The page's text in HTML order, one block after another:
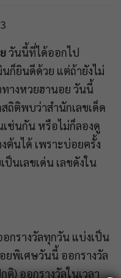
วันนี้ที่ได้ออกไป
ก็ยินดีด้วย แต่ถ้ายังไม่
ทางหวยฮานอย วันนี้
สถิติพบว่าสำนักเลขเด็ด
ช่นกัน หรือไม่ก็ลองดู
ต้นได้ เพราะบ่อยครั้ง
ป็นเลขเด่น เลขดังใน
กรางวัลทุกวัน แบ่งเป็น
ยพิเศษวันนี้ ออกรางวัล
) ออกรางวัลในเวลา